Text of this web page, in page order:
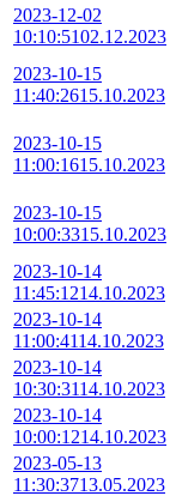
2023-12-02
10:10:5102.12.2023
2023-10-15
11:40:2615.10.2023
2023-10-15
11:00:1615.10.2023
2023-10-15
10:00:3315.10.2023
2023-10-14
11:45:1214.10.2023
2023-10-14
11:00:4114.10.2023
2023-10-14
10:30:3114.10.2023
2023-10-14
10:00:1214.10.2023
2023-05-13
11:30:3713.05.2023